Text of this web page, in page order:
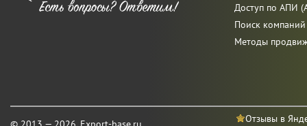
Доступ по АПИ
Поиск
Методы
Отзывы в